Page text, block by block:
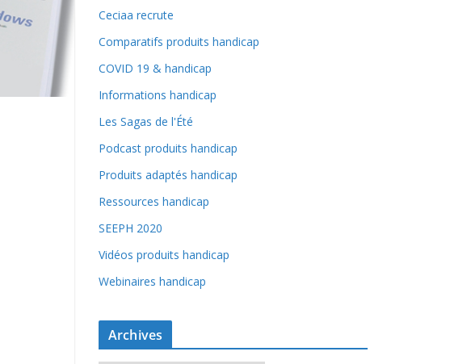
Ceciaa recrute
Comparatifs produits handicap
COVID 19 & handicap
Informations handicap
Les Sagas de l'Été
Podcast produits handicap
Produits adaptés handicap
Ressources handicap
SEEPH 2020
Vidéos produits handicap
Webinaires handicap
Archives